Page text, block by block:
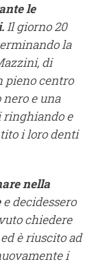
le
Il giorno 20
la
di
pieno centro
e una
ringhiando e
i loro denti
nella
e decidessero
chiedere
è riuscito ad
i